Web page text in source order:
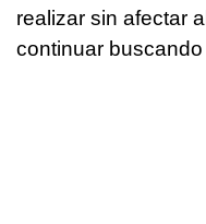
realizar sin afectar
continuar